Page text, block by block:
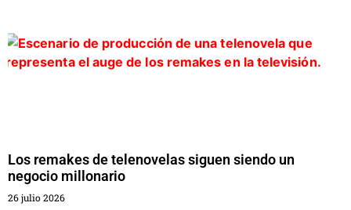
Los remakes de telenovelas siguen siendo un
negocio millonario
26 julio 2026